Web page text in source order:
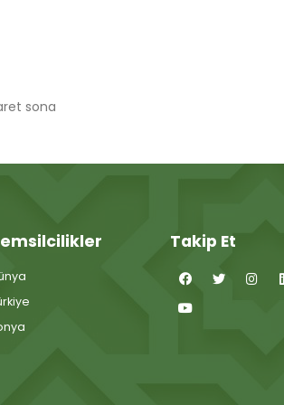
sona
Takip Et